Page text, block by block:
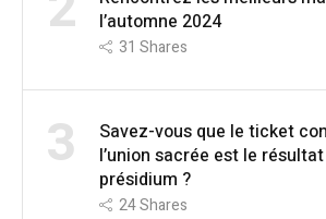
l’automne 2024
31 Shares
3
Savez-vous que le ticket
l’union sacrée est le
présidium ?
24Shares